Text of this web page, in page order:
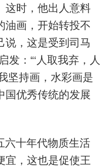
这时，他出人意料
油画，开始转投不
说，这是受到司马
发：“‘人取我弃，人
坚持画，水彩画是
国优秀传统的发展
六十年代物质生活
宜，这也是促使王